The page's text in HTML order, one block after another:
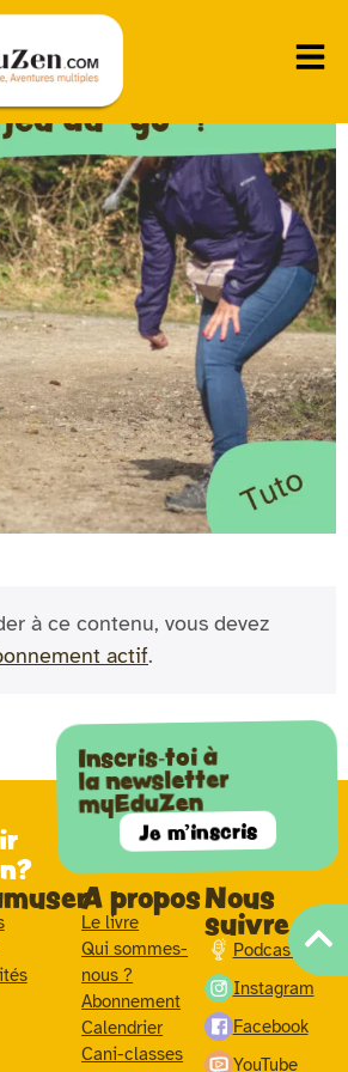
en longe
à ce contenu, vous devez
actif.
Inscris-toi à
la newsletter
myEduZen
Je m'inscris
A propos
Le livre
Qui sommes-
nous ?
Abonnement
Calendrier
Cani-classes
Nous
suivre
Podcast
Instagram
Facebook
YouTube